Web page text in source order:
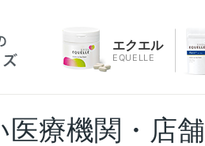
エクエル
EQUELLE
医療機関・店舗